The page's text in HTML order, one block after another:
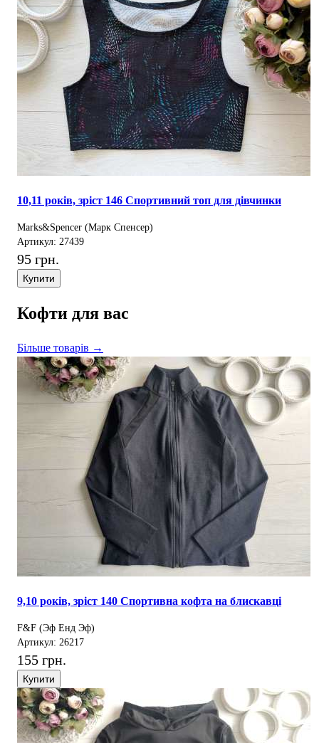
10,11 років, зріст 146 Спортивний топ для дівчинки
Marks&Spencer (Марк Спенсер)
Артикул: 27439
95 грн.
Купити
Кофти для вас
Більше товарів →
9,10 років, зріст 140 Спортивна кофта на блискавці
F&F (Эф Енд Эф)
Артикул: 26217
155 грн.
Купити